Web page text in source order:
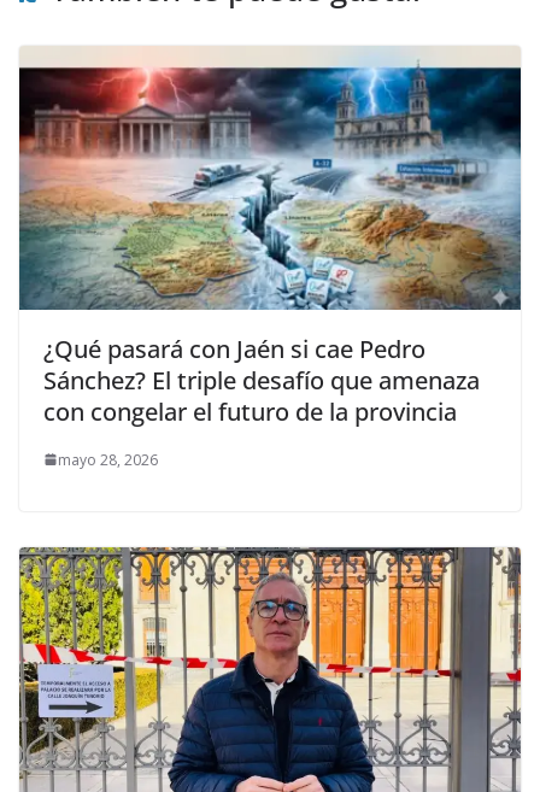
¿Qué pasará con Jaén si cae Pedro
Sánchez? El triple desafío que amenaza
con congelar el futuro de la provincia
mayo 28, 2026